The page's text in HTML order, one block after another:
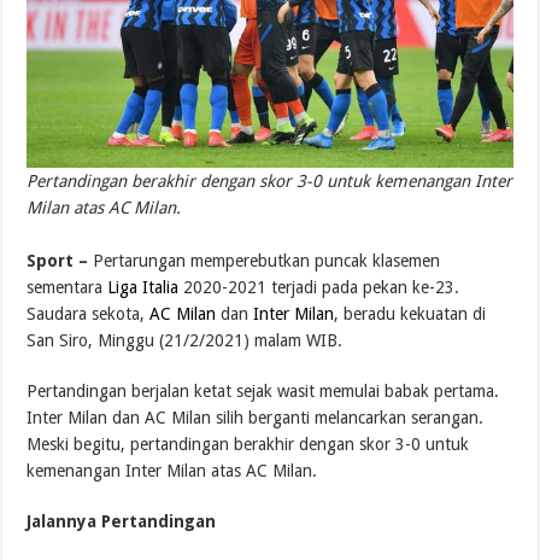
Pertandingan berakhir dengan skor 3-0 untuk kemenangan Inter
Milan atas AC Milan.
Sport – Pertarungan memperebutkan puncak klasemen
sementara Liga Italia 2020-2021 terjadi pada pekan ke-23.
Saudara sekota,AC Milan danInter Milan, beradu kekuatan di
San Siro, Minggu (21/2/2021) malam WIB.
Pertandingan berjalan ketat sejak wasit memulai babak pertama.
Inter Milan dan AC Milan silih berganti melancarkan serangan.
Meski begitu, pertandingan berakhir dengan skor 3-0 untuk
kemenangan Inter Milan atas AC Milan.
Jalannya Pertandingan